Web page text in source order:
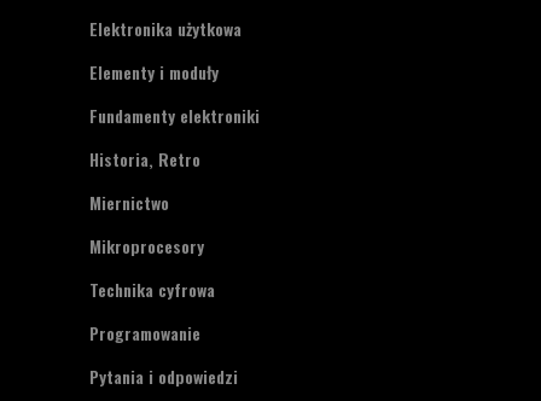
Elektronika użytkowa
Elementy i moduły
Fundamenty elektroniki
Historia, Retro
Miernictwo
Mikroprocesory
Technika cyfrowa
Programowanie
Pytania i odpowiedzi